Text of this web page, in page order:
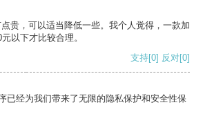
贵，可以适当降低一些。我个人觉得，一款加
以下才比较合理。
支持[0] 反对[0]
已经为我们带来了无限的隐私保护和安全性保